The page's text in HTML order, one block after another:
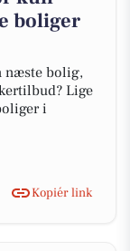
boliger
næste bolig,
Lige
i
Kopiér link